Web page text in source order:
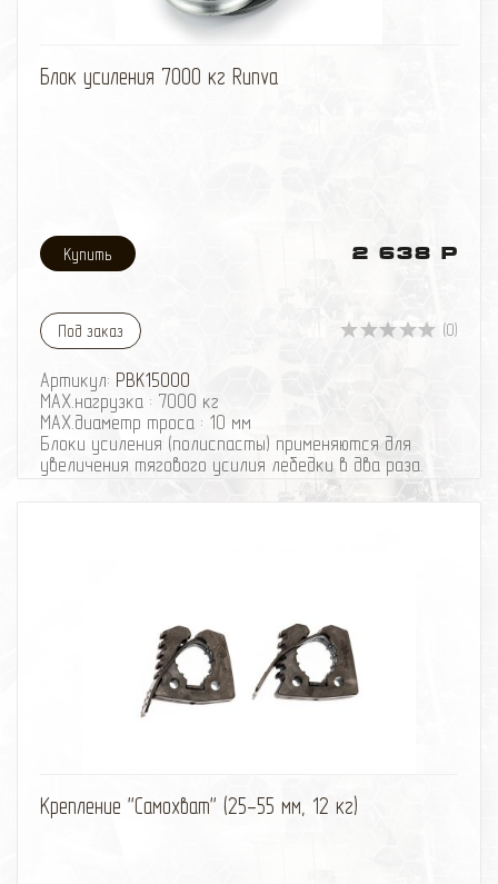
Блок усиления 7000 кг Runva
2 638 Р
Под заказ (0)
Артикул: PBK15000
MAX.нагрузка : 7000 кг
MAX.диаметр троса : 10 мм
Блоки усиления (полиспасты) применяются для
увеличения тягового усилия лебедки в два раза.
Крепление ''Самохват'' (25-55 мм, 12 кг)